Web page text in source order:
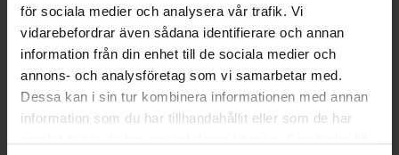
för sociala medier och analysera vår trafik. Vi
vidarebefordrar även sådana identifierare och annan
information från din enhet till de sociala medier och
annons- och analysföretag som vi samarbetar med.
Dessa kan i sin tur kombinera informationen med annan
information som du har tillhandahållit eller som de har
Beskrivning
Läs alltid bipacksedeln innan
användning.